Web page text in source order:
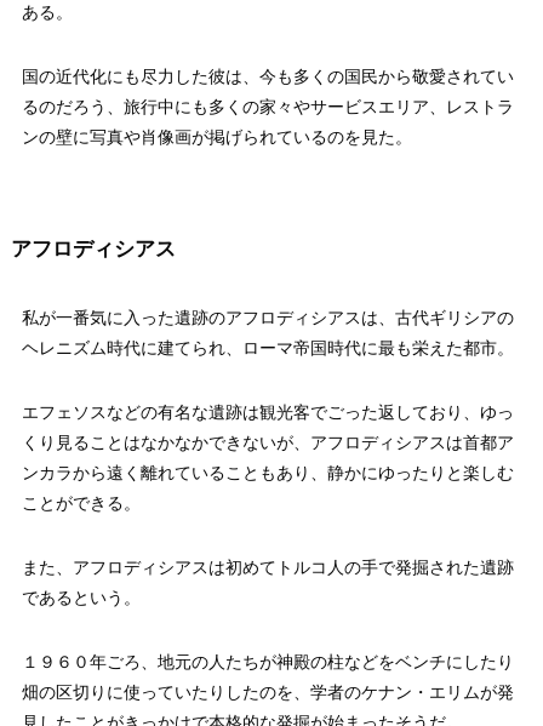
ある。
国の近代化にも尽力した彼は、今も多くの国民から敬愛されてい
るのだろう、旅行中にも多くの家々やサービスエリア、レストラ
ンの壁に写真や肖像画が掲げられているのを見た。
アフロディシアス
私が一番気に入った遺跡のアフロディシアスは、古代ギリシアの
ヘレニズム時代に建てられ、ローマ帝国時代に最も栄えた都市。
エフェソスなどの有名な遺跡は観光客でごった返しており、ゆっ
くり見ることはなかなかできないが、アフロディシアスは首都ア
ンカラから遠く離れていることもあり、静かにゆったりと楽しむ
ことができる。
また、アフロディシアスは初めてトルコ人の手で発掘された遺跡
であるという。
１９６０年ごろ、地元の人たちが神殿の柱などをベンチにしたり
畑の区切りに使っていたりしたのを、学者のケナン・エリムが発